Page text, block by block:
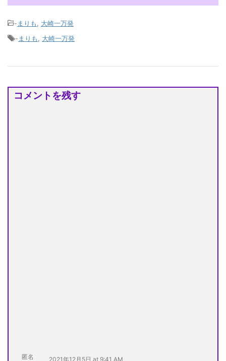
- まりも
大崎一万発
- まりも 大崎一万発
コメントを残す
匿名 2021年12月5日 at 9:41 AM